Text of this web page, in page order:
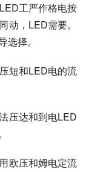
工严作格电按
动，LED需要。
择。
短和LED电的流
压达和到电LED
欧压和姆电定流